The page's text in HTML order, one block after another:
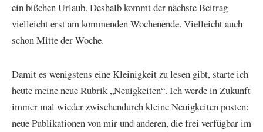
ein bißchen Urlaub. Deshalb kommt der nächste Beitrag
vielleicht erst am kommenden Wochenende. Vielleicht auch
schon Mitte der Woche.
Damit es wenigstens eine Kleinigkeit zu lesen gibt, starte ich
heute meine neue Rubrik „Neuigkeiten“. Ich werde in Zukunft
immer mal wieder zwischendurch kleine Neuigkeiten posten:
neue Publikationen von mir und anderen, die frei verfügbar im